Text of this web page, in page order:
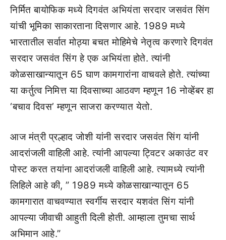
निर्मित बायोफिक मध्ये दिगवंत अभियंता सरदार जसवंत सिंग
यांची भूमिका साकारताना दिसणार आहे. 1989 मध्ये
भारतातील सर्वात मोठ्या बचत मोहिमेचे नेतृत्व करणारे दिगवंत
सरदार जसवंत सिंग हे एक अभियंता होते. त्यांनी
कोळसाखान्यातून 65 घाण कामगारांना वाचवले होते. त्यांच्या
या कर्तुत्व निमित्त या दिवसाच्या आठवण म्हणून 16 नोव्हेंबर हा
‘बचाव दिवस’ म्हणून साजरा करण्यात येतो.
आज मंत्री प्रल्हाद जोशी यांनी सरदार जसवंत सिंग यांनी
आदरांजली वाहिली आहे. त्यांनी आपल्या ट्विटर अकाउंट वर
पोस्ट करत तयांना आदरांजली वाहिली आहे. त्यामध्ये त्यांनी
लिहिले आहे की, ” 1989 मध्ये कोळसाखान्यातून 65
कामगारात वाचवण्यात स्वर्गीय सरदार यशवंत सिंग यांनी
आपल्या जीवाची आहुती दिली होती. आम्हाला तुमचा सार्थ
अभिमान आहे.”